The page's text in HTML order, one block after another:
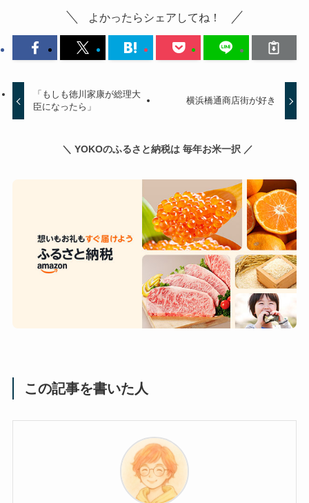
よかったらシェアしてね！
「もしも徳川家康が総理大
臣になったら」
横浜橋通商店街が好き
＼ YOKOのふるさと納税は 毎年お米一択 ／
この記事を書いた人